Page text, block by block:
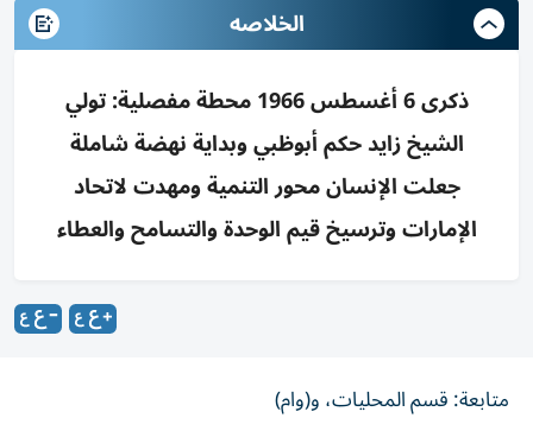
الخلاصه
ذكرى 6 أغسطس 1966 محطة مفصلية: تولي
الشيخ زايد حكم أبوظبي وبداية نهضة شاملة
جعلت الإنسان محور التنمية ومهدت لاتحاد
الإمارات وترسيخ قيم الوحدة والتسامح والعطاء
متابعة: قسم المحليات، و(وام)